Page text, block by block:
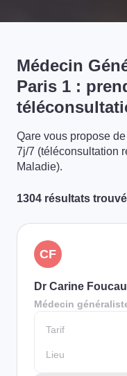
Médecin
Paris 1 :
Qare vous propose
7j/7 (téléconsultation
Maladie).
1304 résultats
CF
Dr Carine
Médecin
Tarif
Lieu